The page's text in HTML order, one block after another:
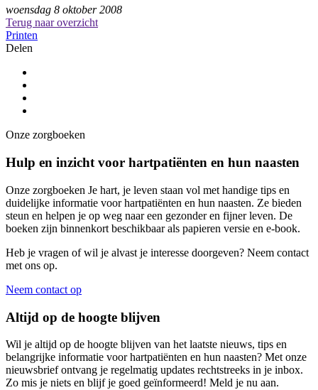
woensdag 8 oktober 2008
Terug naar overzicht
Printen
Delen
Onze zorgboeken
Hulp en inzicht voor hartpatiënten en hun naasten
Onze zorgboeken Je hart, je leven staan vol met handige tips en
duidelijke informatie voor hartpatiënten en hun naasten. Ze bieden
steun en helpen je op weg naar een gezonder en fijner leven. De
boeken zijn binnenkort beschikbaar als papieren versie en e-book.
Heb je vragen of wil je alvast je interesse doorgeven? Neem contact
met ons op.
Neem contact op
Altijd op de hoogte blijven
Wil je altijd op de hoogte blijven van het laatste nieuws, tips en
belangrijke informatie voor hartpatiënten en hun naasten? Met onze
nieuwsbrief ontvang je regelmatig updates rechtstreeks in je inbox.
Zo mis je niets en blijf je goed geïnformeerd! Meld je nu aan.